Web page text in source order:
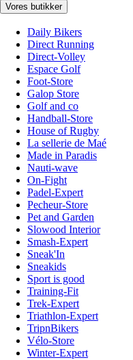
Vores butikker
Daily Bikers
Direct Running
Direct-Volley
Espace Golf
Foot-Store
Galop Store
Golf and co
Handball-Store
House of Rugby
La sellerie de Maé
Made in Paradis
Nauti-wave
On-Fight
Padel-Expert
Pecheur-Store
Pet and Garden
Slowood Interior
Smash-Expert
Sneak'In
Sneakids
Sport is good
Training-Fit
Trek-Expert
Triathlon-Expert
TripnBikers
Vélo-Store
Winter-Expert